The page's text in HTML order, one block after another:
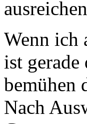
Wenn ich
ist
bemühen
Nach